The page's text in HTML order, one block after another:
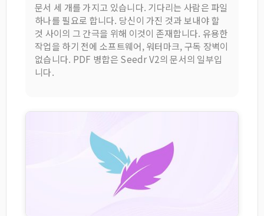
문서 세 개를 가지고 있습니다. 기다리는 사람은 파일
하나를 필요로 합니다. 당신이 가진 것과 보내야 할
것 사이의 그 간극을 위해 이것이 존재합니다. 유용한
작업을 하기 전에 소프트웨어, 워터마크, 구독 장벽이
없습니다. PDF 병합은 Seedr V2의 문서의 일부입
니다.